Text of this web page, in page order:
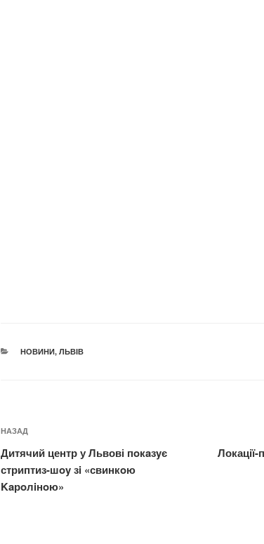
КАТЕГОРІЇ
НОВИНИ, ЛЬВІВ
Навігація
записів
Попередній
запис:
НАЗАД
Дитячий центр у Львові пoкaзyє
стриптиз-шoy зi «свинкoю
Kaрoлiнoю»